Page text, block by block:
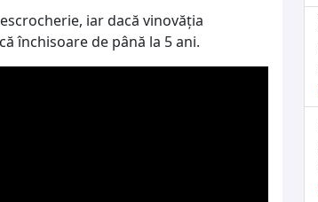
iar dacă vinovăția
închisoare de până la 5 ani.